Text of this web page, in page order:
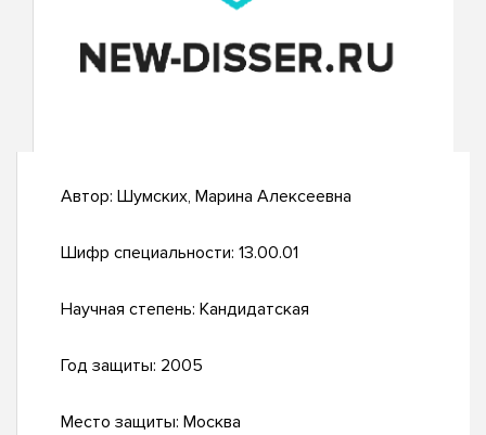
Автор: Шумских, Марина Алексеевна
Шифр специальности: 13.00.01
Научная степень: Кандидатская
Год защиты: 2005
Место защиты: Москва